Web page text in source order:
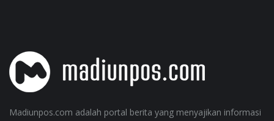
Madiunpos.com adalah portal berita yang menyajikan informasi